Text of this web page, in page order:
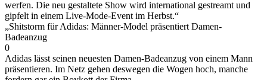
werfen. Die neu gestaltete Show wird international gestreamt und
gipfelt in einem Live-Mode-Event im Herbst.“
„Shitstorm für Adidas: Männer-Model präsentiert Damen-
Badeanzug
0
Adidas lässt seinen neuesten Damen-Badeanzug von einem Mann
präsentieren. Im Netz gehen deswegen die Wogen hoch, manche